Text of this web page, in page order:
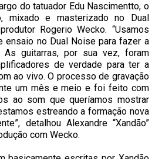
do tatuador Edu Nascimentto, o
mixado e masterizado no Dual
Rogerio Wecko. “Usamos
ensaio no Dual Noise para fazer a
As guitarras, por sua vez, foram
de verdade para ter a
ao vivo. O processo de gravação
um mês e meio e foi feito com
ao som que queríamos mostrar
estreando a formação nova
detalhou Alexandre “Xandão”
com Wecko.